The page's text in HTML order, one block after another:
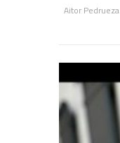
Aitor Pedrueza